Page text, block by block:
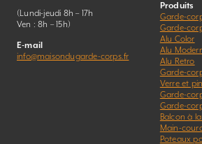
(Lundi-jeudi 8h – 17h
Ven : 8h – 15h)
E-mail
info@maisondugarde-corps.fr
Produits
Garde-
Garde-
Alu Color
Alu
Alu Retro
Garde-
Verre et
Garde-
Garde-
Balcon à
Main-
Poteaux